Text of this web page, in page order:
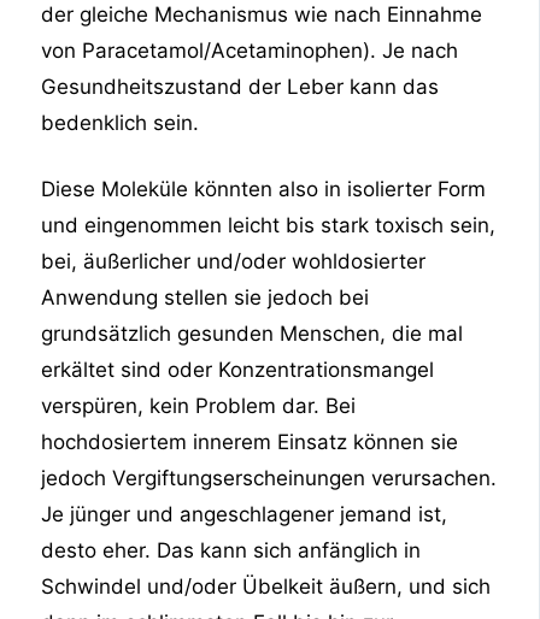
der gleiche Mechanismus wie nach Einnahme
von Paracetamol/Acetaminophen). Je nach
Gesundheitszustand der Leber kann das
bedenklich sein.
Diese Moleküle könnten also in isolierter Form
und eingenommen leicht bis stark toxisch sein,
bei, äußerlicher und/oder wohldosierter
Anwendung stellen sie jedoch bei
grundsätzlich gesunden Menschen, die mal
erkältet sind oder Konzentrationsmangel
verspüren, kein Problem dar. Bei
hochdosiertem innerem Einsatz können sie
jedoch Vergiftungserscheinungen verursachen.
Je jünger und angeschlagener jemand ist,
desto eher. Das kann sich anfänglich in
Schwindel und/oder Übelkeit äußern, und sich